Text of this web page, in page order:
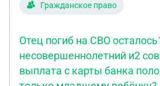
Гражданское право
Отец погиб на СВО
несовершеннолетний и2
выплата с карты банка